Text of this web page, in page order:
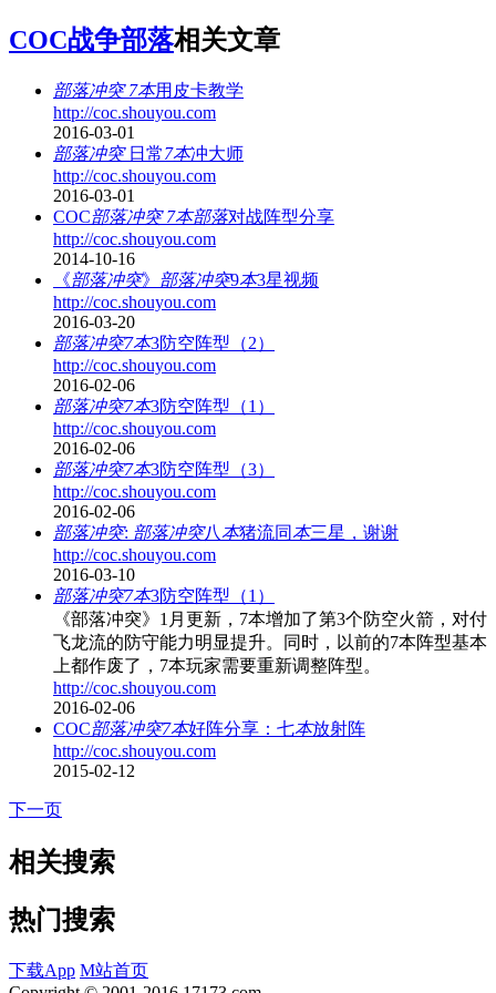
COC战争部落相关文章
部落冲突 7本用皮卡教学
http://coc.shouyou.com
2016-03-01
部落冲突日常7本冲大师
http://coc.shouyou.com
2016-03-01
COC部落冲突 7本部落对战阵型分享
http://coc.shouyou.com
2014-10-16
《部落冲突》 部落冲突9本3星视频
http://coc.shouyou.com
2016-03-20
部落冲突7本3防空阵型（2）
http://coc.shouyou.com
2016-02-06
部落冲突7本3防空阵型（1）
http://coc.shouyou.com
2016-02-06
部落冲突7本3防空阵型（3）
http://coc.shouyou.com
2016-02-06
部落冲突: 部落冲突八 本猪流同 本三星，谢谢
http://coc.shouyou.com
2016-03-10
部落冲突7本3防空阵型（1）
《部落冲突》1月更新，7本增加了第3个防空火箭，对付
飞龙流的防守能力明显提升。同时，以前的7本阵型基本
上都作废了，7本玩家需要重新调整阵型。
http://coc.shouyou.com
2016-02-06
COC部落冲突7本好阵分享：七本放射阵
http://coc.shouyou.com
2015-02-12
下一页
相关搜索
热门搜索
下载App M站首页